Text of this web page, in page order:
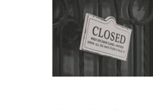
の
美
容
室